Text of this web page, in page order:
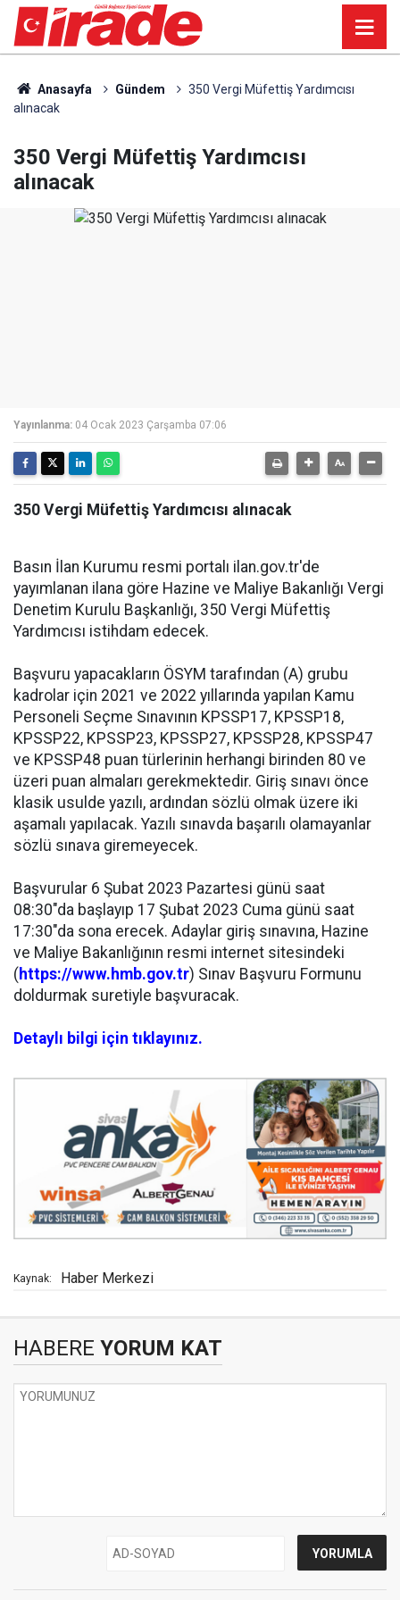
Anasayfa Gündem
350 Vergi Müfettiş Yardımcısı
alınacak
350 Vergi Müfettiş Yardımcısı
alınacak
Yayınlanma: 04 Ocak 2023 Çarşamba 07:06
350 Vergi Müfettiş Yardımcısı alınacak
Basın İlan Kurumu resmi portalı ilan.gov.tr'de
yayımlanan ilana göre Hazine ve Maliye Bakanlığı Vergi
Denetim Kurulu Başkanlığı, 350 Vergi Müfettiş
Yardımcısı istihdam edecek.
Başvuru yapacakların ÖSYM tarafından (A) grubu
kadrolar için 2021 ve 2022 yıllarında yapılan Kamu
Personeli Seçme Sınavının KPSSP17, KPSSP18,
KPSSP22, KPSSP23, KPSSP27, KPSSP28, KPSSP47
ve KPSSP48 puan türlerinin herhangi birinden 80 ve
üzeri puan almaları gerekmektedir. Giriş sınavı önce
klasik usulde yazılı, ardından sözlü olmak üzere iki
aşamalı yapılacak. Yazılı sınavda başarılı olamayanlar
sözlü sınava giremeyecek.
Başvurular 6 Şubat 2023 Pazartesi günü saat
08:30"da başlayıp 17 Şubat 2023 Cuma günü saat
17:30"da sona erecek. Adaylar giriş sınavına, Hazine
ve Maliye Bakanlığının resmi internet sitesindeki
( https://www.hmb.gov.tr) Sınav Başvuru Formunu
doldurmak suretiyle başvuracak.
Detaylı bilgi için tıklayınız.
Kaynak: Haber Merkezi
HABERE YORUM KAT